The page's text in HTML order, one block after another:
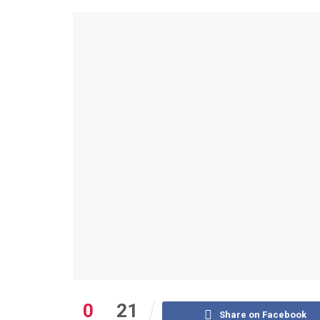
0 21 Share on Facebook